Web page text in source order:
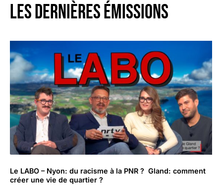
LES DERNIÈRES émissions
Le LABO – Nyon: du racisme à la PNR ? Gland: comment
créer une vie de quartier ?